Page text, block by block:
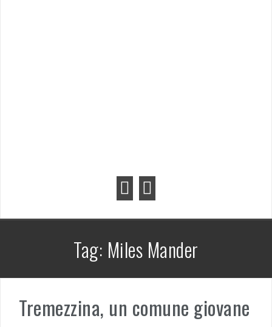
Tag: Miles Mander
Tremezzina, un comune giovane